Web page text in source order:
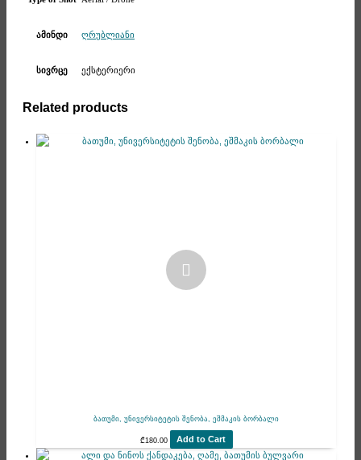
ამინდი ღრუბლიანი
სივრცე ექსტერიერი
Related products
ბათუმი, უნივერსიტეტის შენობა, ეშმაკის ბორბალი
₾180.00 Add to Cart